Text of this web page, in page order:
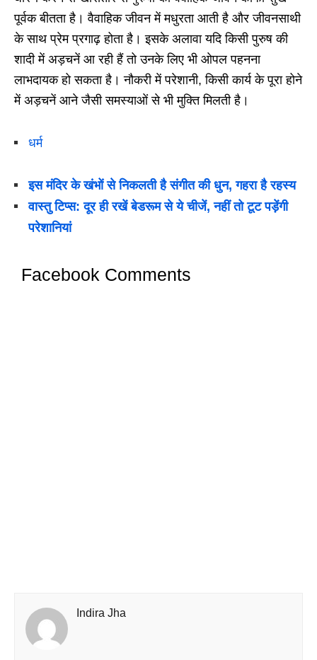
पूर्वक बीतता है। वैवाहिक जीवन में मधुरता आती है और जीवनसाथी
के साथ प्रेम प्रगाढ़ होता है। इसके अलावा यदि किसी पुरुष की
शादी में अड़चनें आ रही हैं तो उनके लिए भी ओपल पहनना
लाभदायक हो सकता है। नौकरी में परेशानी, किसी कार्य के पूरा होने
में अड़चनें आने जैसी समस्याओं से भी मुक्ति मिलती है।
धर्म
इस मंदिर के खंभों से निकलती है संगीत की धुन, गहरा है रहस्य
वास्तु टिप्स: दूर ही रखें बेडरूम से ये चीजें, नहीं तो टूट पड़ेंगी
परेशानियां
Facebook Comments
Indira Jha